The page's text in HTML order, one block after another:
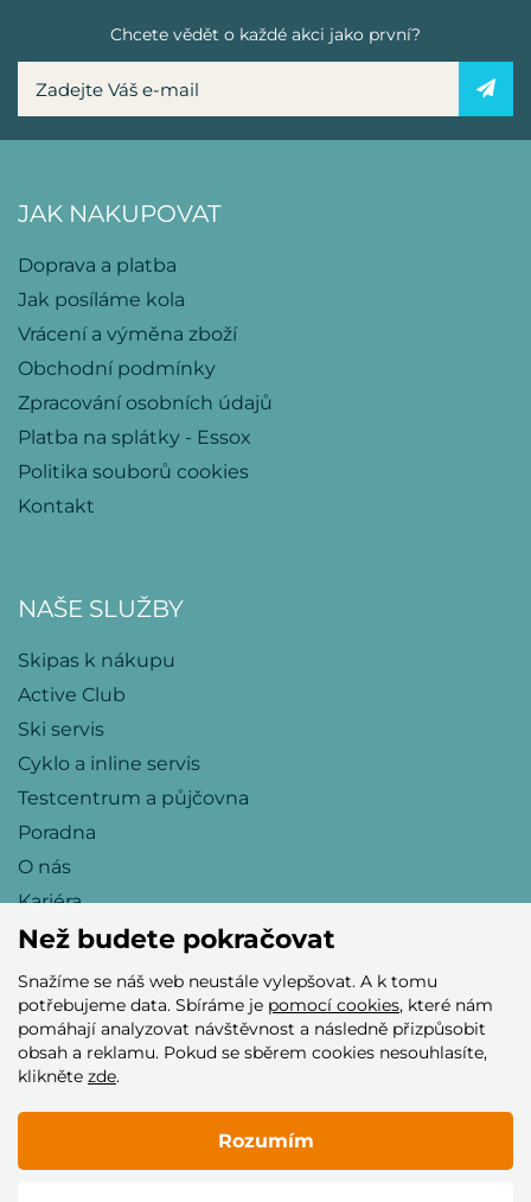
Chcete vědět o každé akci jako první?
JAK NAKUPOVAT
Doprava a platba
Jak posíláme kola
Vrácení a výměna zboží
Obchodní podmínky
Zpracování osobních údajů
Platba na splátky - Essox
Politika souborů cookies
Kontakt
NAŠE SLUŽBY
Skipas k nákupu
Active Club
Ski servis
Cyklo a inline servis
Testcentrum a půjčovna
Poradna
O nás
Kariéra
Přijímáme tyto platební karty
Než budete pokračovat
Snažíme se náš web neustále vylepšovat. A k tomu
potřebujeme data. Sbíráme je pomocí cookies, které nám
pomáhají analyzovat návštěvnost a následně přizpůsobit
obsah a reklamu. Pokud se sběrem cookies nesouhlasíte,
klikněte zde.
Rozumím